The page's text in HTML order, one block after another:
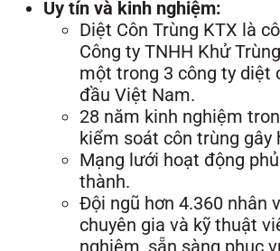
Uy tín và kinh nghiệm:
Diệt Côn Trùng KTX là
Công ty TNHH Khử
một trong 3 công ty diệt
đầu Việt Nam.
28 năm kinh nghiệm
kiểm soát côn trùng gây
Mạng lưới hoạt động
thành.
Đội ngũ hơn 4.360 nhân
chuyên gia và kỹ thuật
nghiệm, sẵn sàng phục